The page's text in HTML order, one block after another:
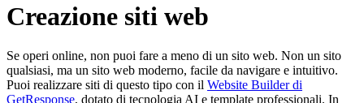
Creazione siti web
Se operi online, non puoi fare a meno di un sito web. Non un sito
qualsiasi, ma un sito web moderno, facile da navigare e intuitivo.
Puoi realizzare siti di questo tipo con il Website Builder di
GetResponse, dotato di tecnologia AI e template professionali. In